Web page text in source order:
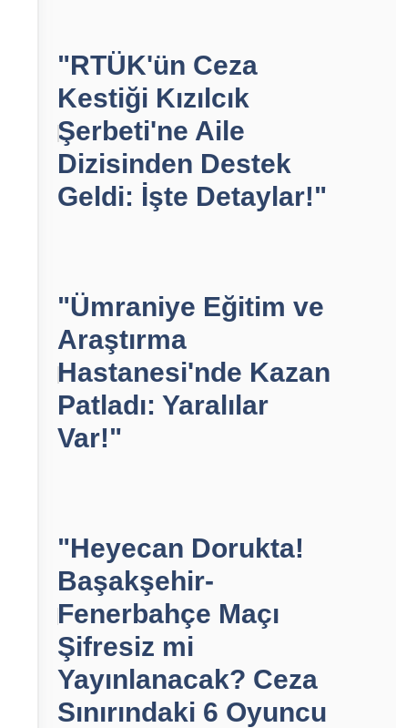
"RTÜK'ün Ceza
Kestiği Kızılcık
Şerbeti'ne Aile
Dizisinden Destek
Geldi: İşte Detaylar!"
"Ümraniye Eğitim ve
Araştırma
Hastanesi'nde Kazan
Patladı: Yaralılar
Var!"
"Heyecan Dorukta!
Başakşehir-
Fenerbahçe Maçı
Şifresiz mi
Yayınlanacak? Ceza
Sınırındaki 6 Oyuncu